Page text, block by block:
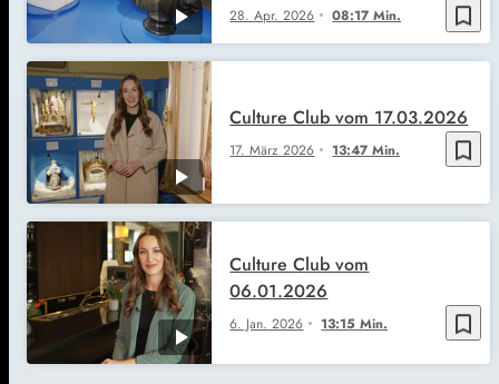
bookmark_border
28. Apr. 2026 08:17 Min.
bookmark_border
17. März 2026 13:47 Min.
Culture Club vom 17.03.2026
bookmark_border
6. Jan. 2026 13:15 Min.
Culture Club vom
06.01.2026